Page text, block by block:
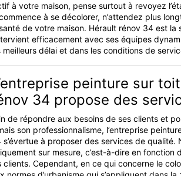
à votre maison, pense surtout à revoyez
à se décolorer, n’attendez plus
de votre maison. Hérault rénov 34 est la
efficacement avec ses équipes
délai et dans les conditions de
peinture sur
34 propose des
de répondre aux besoins de ses clients et
son professionnalisme, l’entreprise
s’évertue à proposer des services de qualité.
sur mesure, c’est-à-dire en fonction
clients. Cependant, en ce qui concerne le